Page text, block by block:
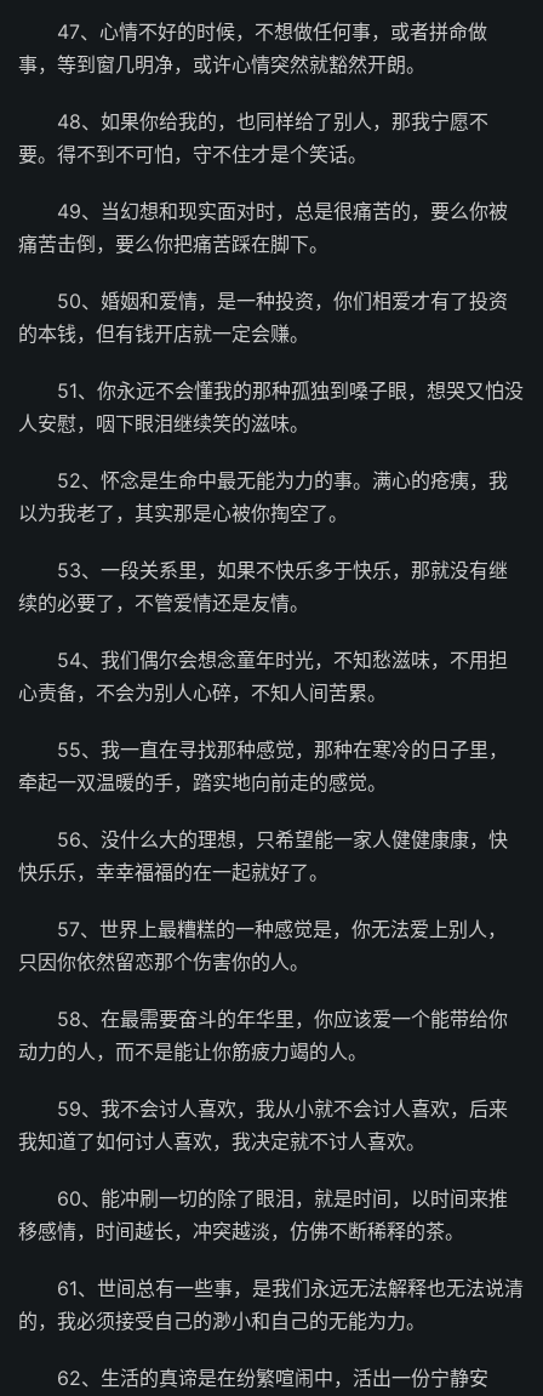
47、心情不好的时候，不想做任何事，或者拼命做
事，等到窗几明净，或许心情突然就豁然开朗。
48、如果你给我的，也同样给了别人，那我宁愿不
要。得不到不可怕，守不住才是个笑话。
49、当幻想和现实面对时，总是很痛苦的，要么你被
痛苦击倒，要么你把痛苦踩在脚下。
50、婚姻和爱情，是一种投资，你们相爱才有了投资
的本钱，但有钱开店就一定会赚。
51、你永远不会懂我的那种孤独到嗓子眼，想哭又怕没
人安慰，咽下眼泪继续笑的滋味。
52、怀念是生命中最无能为力的事。满心的疮痍，我
以为我老了，其实那是心被你掏空了。
53、一段关系里，如果不快乐多于快乐，那就没有继
续的必要了，不管爱情还是友情。
54、我们偶尔会想念童年时光，不知愁滋味，不用担
心责备，不会为别人心碎，不知人间苦累。
55、我一直在寻找那种感觉，那种在寒冷的日子里，
牵起一双温暖的手，踏实地向前走的感觉。
56、没什么大的理想，只希望能一家人健健康康，快
快乐乐，幸幸福福的在一起就好了。
57、世界上最糟糕的一种感觉是，你无法爱上别人，
只因你依然留恋那个伤害你的人。
58、在最需要奋斗的年华里，你应该爱一个能带给你
动力的人，而不是能让你筋疲力竭的人。
59、我不会讨人喜欢，我从小就不会讨人喜欢，后来
我知道了如何讨人喜欢，我决定就不讨人喜欢。
60、能冲刷一切的除了眼泪，就是时间，以时间来推
移感情，时间越长，冲突越淡，仿佛不断稀释的茶。
61、世间总有一些事，是我们永远无法解释也无法说清
的，我必须接受自己的渺小和自己的无能为力。
62、生活的真谛是在纷繁喧闹中，活出一份宁静安